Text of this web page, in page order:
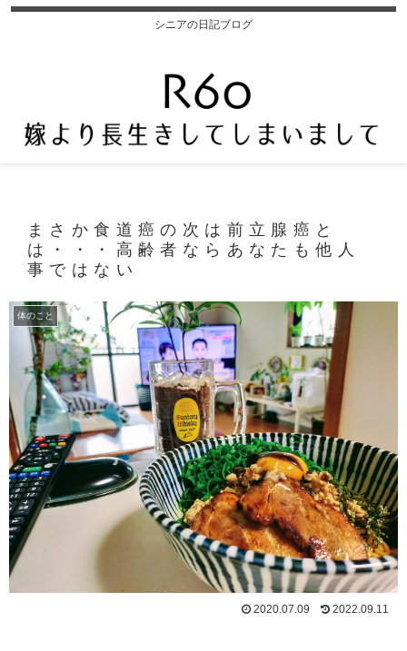
シニアの日記ブログ
まさか食道癌の次は前立腺癌と
は・・・高齢者ならあなたも他人
事ではない
体のこと
2020.07.09 2022.09.11